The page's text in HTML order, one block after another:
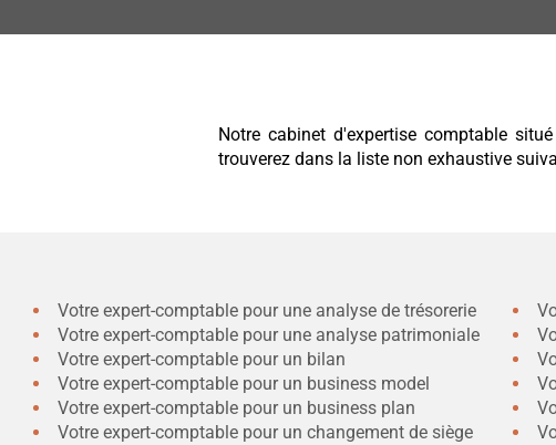
Notre cabinet d'expertise comptable
trouverez dans la liste non exhaustive
Votre expert-comptable pour une analyse de trésorerie
Votre expert-comptable pour une analyse patrimoniale
Votre expert-comptable pour un bilan
Votre expert-comptable pour un business model
Votre expert-comptable pour un business plan
Votre expert-comptable pour un changement de siège